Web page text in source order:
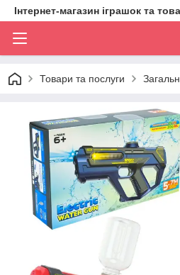
Інтернет-магазин іграшок та
Товари та послуги